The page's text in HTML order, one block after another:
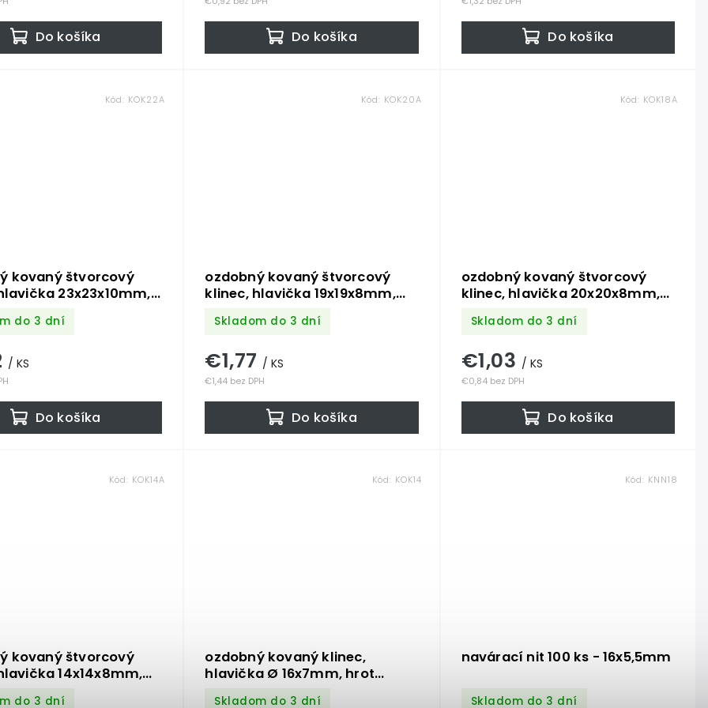
Do košíka Do košíka Do košíka
kovaný štvorcový
23x23x10mm,
úpravy
do 3 dní
/ KS
Do košíka
Kód: KOK22A
ozdobný kovaný štvorcový
klinec, hlavička 19x19x8mm,
povrchovej úpravy
Skladom do 3 dní
€1,44 bez DPH
€1,77 / KS
Do košíka
Kód: KOK20A
ozdobný kovaný štvorcový
klinec, hlavička 20x20x8mm,
povrchovej úpravy
Skladom do 3 dní
€0,84 bez DPH
€1,03 / KS
Do košíka
Kód: KOK18A
kovaný štvorcový
14x14x8mm,
bez
do 3 dní
Kód: KOK14A
ozdobný kovaný klinec,
hlavička Ø 16x7mm, hrot
3x2x37mm, bez povrchovej
Skladom do 3 dní
Kód: KOK14
navárací nit 100 ks - 16x5,5mm
Skladom do 3 dní
Kód: KNN18